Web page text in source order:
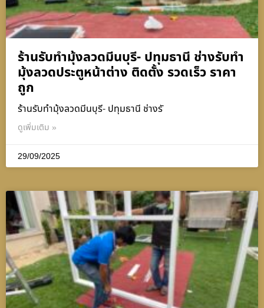
ร้านรับทำมุ้งลวดมีนบุรี- ปทุมธานี ช่างรับทำ
มุ้งลวดประตูหน้าต่าง ติดตั้ง รวดเร็ว ราคา
ถูก
ร้านรับทำมุ้งลวดมีนบุรี- ปทุมธานี ช่างรั
ดูเพิ่มเติม »
29/09/2025